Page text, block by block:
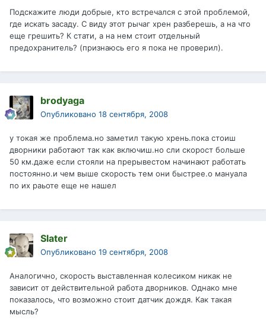
Подскажите люди добрые, кто встречался с этой проблемой,
где искать засаду. С виду этот рычаг хрен разберешь, а на что
еще грешить? К стати, а на нем стоит отдельный
предохранитель? (признаюсь его я пока не проверил).
brodyaga
Опубликовано 18 сентября, 2008
у токая же проблема.но заметил такую хрень.пока стоиш
дворники работают так как включиш.но сли скорост больше
50 км.даже если стояли на прерывестом начинают работать
постоянно.и чем выше скорость тем они быстрее.о мануала
по их раьоте еще не нашел
Slater
Опубликовано 19 сентября, 2008
Аналогично, скорость выставленная колесиком никак не
зависит от действительной работа дворников. Однако мне
показалось, что возможно стоит датчик дождя. Как такая
мысль?